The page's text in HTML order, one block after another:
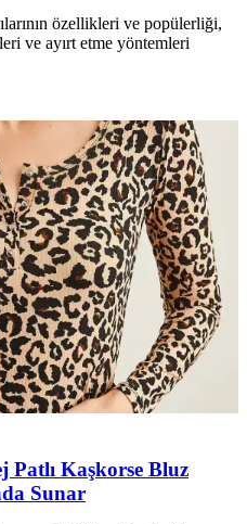
özellikleri ve popülerliği,
ve ayırt etme yöntemleri
Patlı Kaşkorse Bluz
Sunar